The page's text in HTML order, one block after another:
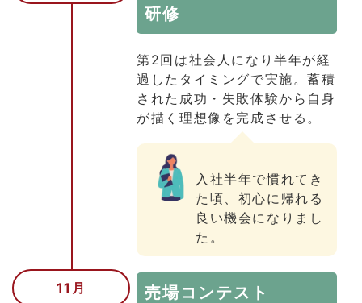
研修
第2回は社会人になり半年が経
過したタイミングで実施。蓄積
された成功・失敗体験から自身
が描く理想像を完成させる。
入社半年で慣れてき
た頃、初心に帰れる
良い機会になりまし
た。
11月 売場コンテスト